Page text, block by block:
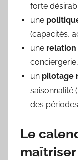
forte
une
(capacités,
une
un pilotage
saisonnalité
des
Le
maîtriser